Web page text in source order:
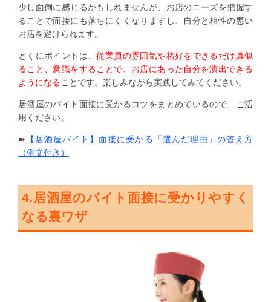
少し面倒に感じるかもしれませんが、お店のニーズを把握す
ることで面接にも落ちにくくなりますし、自分と相性の悪い
お店を避けられます。
とくにポイントは、従業員の雰囲気や格好をできるだけ真似
ること、意識をすることで、お店にあった自分を演出できる
ようになることです。楽しみながら実践してみてください。
居酒屋のバイト面接に受かるコツをまとめているので、ご活
用ください。
➽ 【居酒屋バイト】面接に受かる「選んだ理由」の答え方
（例文付き）
4.居酒屋のバイト面接に受かりやすく
なる裏ワザ